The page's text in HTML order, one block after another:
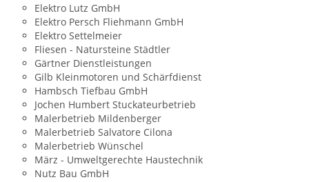
Elektro Lutz GmbH
Elektro Persch Fliehmann GmbH
Elektro Settelmeier
Fliesen - Natursteine Städtler
Gärtner Dienstleistungen
Gilb Kleinmotoren und Schärfdienst
Hambsch Tiefbau GmbH
Jochen Humbert Stuckateurbetrieb
Malerbetrieb Mildenberger
Malerbetrieb Salvatore Cilona
Malerbetrieb Wünschel
März - Umweltgerechte Haustechnik
Nutz Bau GmbH